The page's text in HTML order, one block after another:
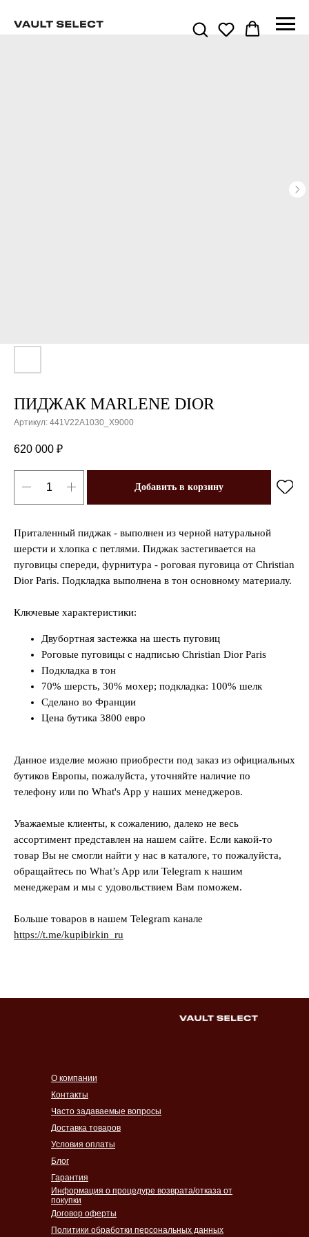
ПИДЖАК MARLENE DIOR
Артикул: 441V22A1030_X9000
620 000 ₽
Добавить в корзину
Приталенный пиджак - выполнен из черной натуральной
шерсти и хлопка с петлями. Пиджак застегивается на
пуговицы спереди, фурнитура - роговая пуговица от Christian
Dior Paris. Подкладка выполнена в тон основному материалу.
Ключевые характеристики:
Двубортная застежка на шесть пуговиц
Роговые пуговицы с надписью Christian Dior Paris
Подкладка в тон
70% шерсть, 30% мохер; подкладка: 100% шелк
Сделано во Франции
Цена бутика 3800 евро
Данное изделие можно приобрести под заказ из официальных
бутиков Европы, пожалуйста, уточняйте наличие по
телефону или по What's App у наших менеджеров.
Уважаемые клиенты, к сожалению, далеко не весь
ассортимент представлен на нашем сайте. Если какой-то
товар Вы не смогли найти у нас в каталоге, то пожалуйста,
обращайтесь по What’s App или Telegram к нашим
менеджерам и мы с удовольствием Вам поможем.
Больше товаров в нашем Telegram канале
https://t.me/kupibirkin_ru
Контакты
Часто задаваемые вопросы
Доставка товаров
Условия оплаты
Гарантия
Блог
Политики обработки персональных данных
Договор оферты
Информация о процедуре возврата/отказа от
покупки
О компании